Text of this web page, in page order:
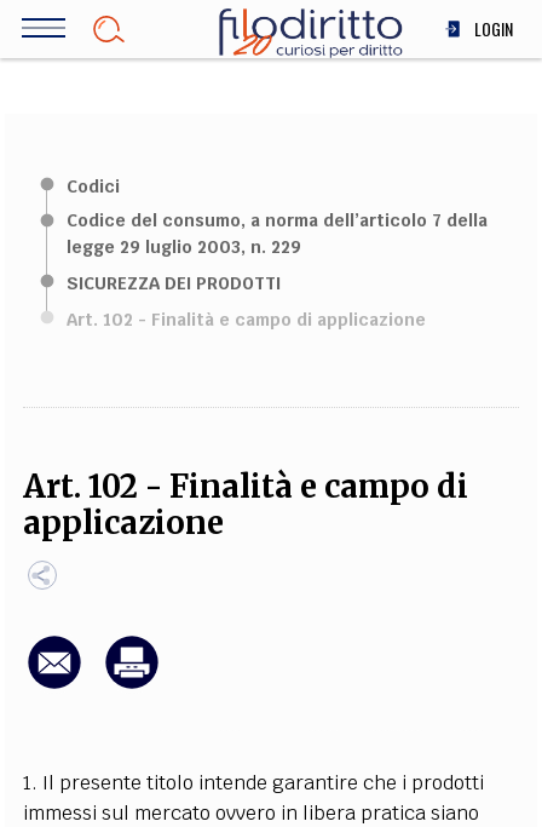
Salta
LOGIN
SCIENZA
ALTRO
FILODIRITTO REDAZIONE COMITATO SCIENTIFICO AUTORI
CURATORI
FOTOGRAFI
PARTNER COLLABORA CON NOI
Codici
Codice del consumo, a norma dell’articolo 7 della
legge 29 luglio 2003, n. 229
SICUREZZA DEI PRODOTTI
Art. 102 - Finalità e campo di applicazione
Art. 102 - Finalità e campo di
applicazione
1. Il presente titolo intende garantire che i prodotti
immessi sul mercato ovvero in libera pratica siano